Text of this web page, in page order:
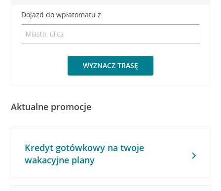
Dojazd do wpłatomatu z:
WYZNACZ TRASĘ
Aktualne promocje
Kredyt gotówkowy na twoje
wakacyjne plany